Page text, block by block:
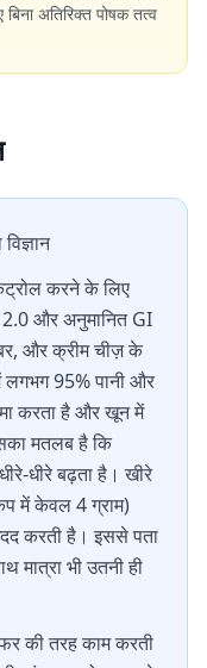
अतिरिक्त पोषक तत्व
करने के लिए
2.0 और अनुमानित GI
और क्रीम चीज़ के
95% पानी और
करता है और खून में
मतलब है कि
धीरे बढ़ता है। खीरे
में केवल 4 ग्राम)
करती है। इससे पता
भी उतनी ही
की तरह काम करती